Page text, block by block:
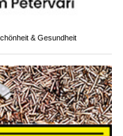
& Gesundheit